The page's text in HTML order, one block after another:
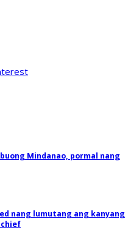
Mindanao, pormal nang
nang lumutang ang kanyang
chief